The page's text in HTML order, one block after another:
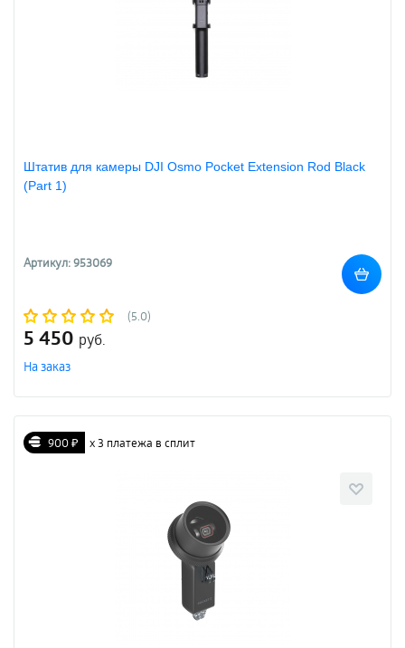
Штатив для камеры DJI Osmo Pocket Extension Rod Black
(Part 1)
Артикул: 953069
(5.0)
5 450 руб.
На заказ
900 ₽ х 3 платежа в сплит